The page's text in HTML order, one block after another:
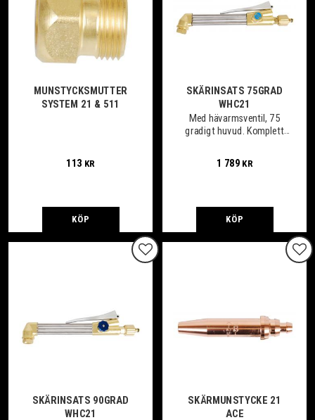
MUNSTYCKSMUTTER
SYSTEM 21 & 511
113 KR
KÖP
SKÄRINSATS 75GRAD
WHC21
Med hävarmsventil, 75
gradigt huvud. Komplett
1 789KR
KÖP
SKÄRINSATS 90GRAD
WHC21
Lägg till i favoriter
SKÄRMUNSTYCKE 21
ACE